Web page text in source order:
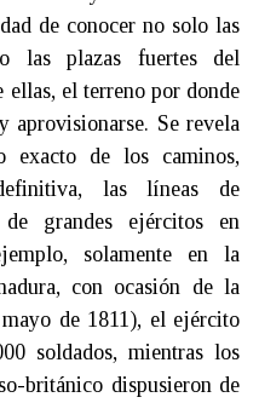
de conocer no solo las
las plazas fuertes del
el terreno por donde
aprovisionarse. Se revela
exacto de los caminos,
las líneas de
grandes ejércitos en
solamente en la
con ocasión de la
de 1811), el ejército
soldados, mientras los
británico dispusieron de